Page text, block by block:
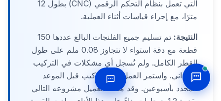
التي تعمل بنظام التحكم الرقمي (CNC) بطول 12
مترًا، مع إجراء قياسات أثناء العملية.
النتيجة:
تم تسليم جميع الفلنجات البالغ عددها 150
قطعة مع دقة استواء لا تتجاوز 0.08 ملم على طول
القطر الكامل. ولم تُسجل أي مشكلات في التركيب
الميداني. واستمر العمل في التركيب قبل الموعد
المحدد بأسبوعين. وقد منحنا العميل مشروعه التالي